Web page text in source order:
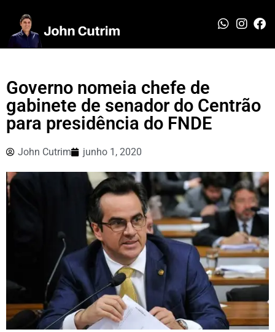
Governo nomeia chefe de
gabinete de senador do Centrão
para presidência do FNDE
John Cutrim junho 1, 2020